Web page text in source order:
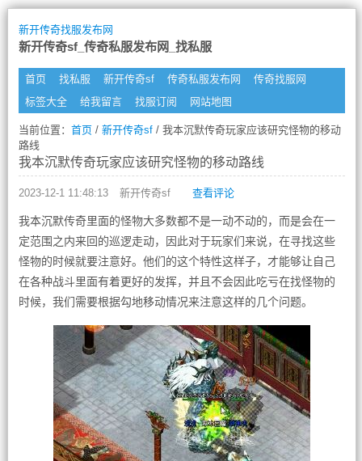
新开传奇找服发布网
新开传奇sf_传奇私服发布网_找私服
首页 找私服 新开传奇sf 传奇私服发布网
传奇找服网
标签大全
给我留言 找服订阅 网站地图
当前位置： 首页/ 新开传奇sf/ 我本沉默传奇玩家应该研究怪物的移动
路线
我本沉默传奇玩家应该研究怪物的移动路线
2023-12-1 11:48:13 新开传奇sf 查看评论
我本沉默传奇里面的怪物大多数都不是一动不动的，而是会在一
定范围之内来回的巡逻走动，因此对于玩家们来说，在寻找这些
怪物的时候就要注意好。他们的这个特性这样子，才能够让自己
在各种战斗里面有着更好的发挥，并且不会因此吃亏在找怪物的
时候，我们需要根据勾地移动情况来注意这样的几个问题。